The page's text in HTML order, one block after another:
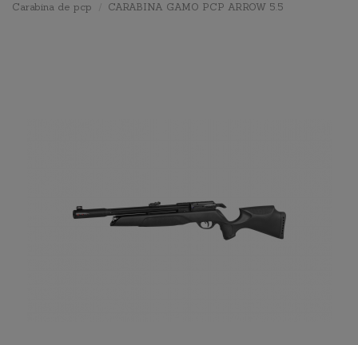
Carabina de pcp
CARABINA GAMO PCP ARROW 5.5